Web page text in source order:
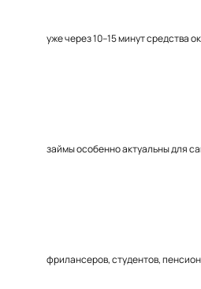
уже через 10–15 минут средства
займы особенно актуальны для
фрилансеров, студентов,